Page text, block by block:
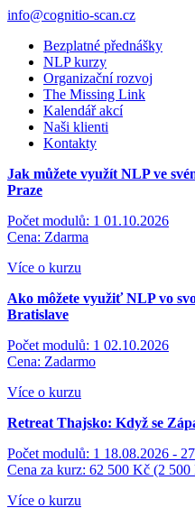
info@cognitio-scan.cz
Bezplatné přednášky
NLP kurzy
Organizační rozvoj
The Missing Link
Kalendář akcí
Naši klienti
Kontakty
Jak můžete využít NLP ve
Praze
Počet modulů: 1 01.10.2026
Cena: Zdarma
Více o kurzu
Ako môžete využiť NLP vo
Bratislave
Počet modulů: 1 02.10.2026
Cena: Zadarmo
Více o kurzu
Retreat Thajsko: Když se
Počet modulů: 1 18.08.2026 -
Cena za kurz: 62 500 Kč (2 500
Více o kurzu